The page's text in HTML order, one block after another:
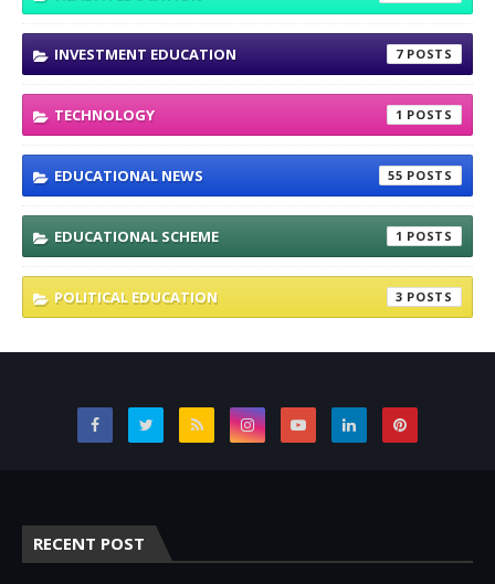
INVESTMENT EDUCATION 7
TECHNOLOGY 1
EDUCATIONAL NEWS 55
EDUCATIONAL SCHEME 1
POLITICAL EDUCATION 3
RECENT POST